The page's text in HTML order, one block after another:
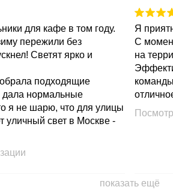
для кафе в том году.
пережили без
Светят ярко и
подходящие
нормальные
я не шарю, что для улицы
уличный свет в Москве -
Я
С
на
показать ещё